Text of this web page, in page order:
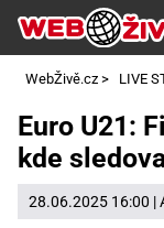
WebŽivě.cz > LIVE
Euro U21:
kde
28.06.2025 16:00 |